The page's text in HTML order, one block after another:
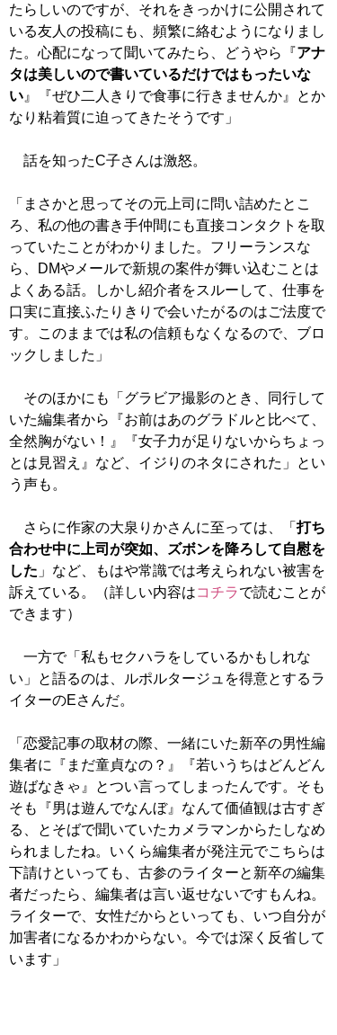
たらしいのですが、それをきっかけに公開されて
いる友人の投稿にも、頻繁に絡むようになりまし
た。心配になって聞いてみたら、どうやら『アナ
タは美しいので書いているだけではもったいな
い 』『ぜひ二人きりで食事に行きませんか』とか
なり粘着質に迫ってきたそうです」
話を知ったC子さんは激怒。
「まさかと思ってその元上司に問い詰めたとこ
ろ、私の他の書き手仲間にも直接コンタクトを取
っていたことがわかりました。フリーランスな
ら、DMやメールで新規の案件が舞い込むことは
よくある話。しかし紹介者をスルーして、仕事を
口実に直接ふたりきりで会いたがるのはご法度で
す。このままでは私の信頼もなくなるので、ブロ
ックしました」
そのほかにも「グラビア撮影のとき、同行して
いた編集者から『お前はあのグラドルと比べて、
全然胸がない！』『女子力が足りないからちょっ
とは見習え』など、イジりのネタにされた」とい
う声も。
さらに作家の大泉りかさんに至っては、「打ち
合わせ中に上司が突如、ズボンを降ろして自慰を
した 」など、もはや常識では考えられない被害を
訴えている。（詳しい内容はコチラで読むことが
できます）
一方で「私もセクハラをしているかもしれな
い」と語るのは、ルポルタージュを得意とするラ
イターのEさんだ。
「恋愛記事の取材の際、一緒にいた新卒の男性編
集者に『まだ童貞なの？』『若いうちはどんどん
遊ばなきゃ』とつい言ってしまったんです。そも
そも『男は遊んでなんぼ』なんて価値観は古すぎ
る、とそばで聞いていたカメラマンからたしなめ
られましたね。いくら編集者が発注元でこちらは
下請けといっても、古参のライターと新卒の編集
者だったら、編集者は言い返せないですもんね。
ライターで、女性だからといっても、いつ自分が
加害者になるかわからない。今では深く反省して
います」